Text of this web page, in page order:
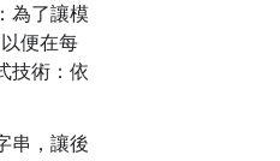
為了讓模
便在每
技術：依
串，讓後